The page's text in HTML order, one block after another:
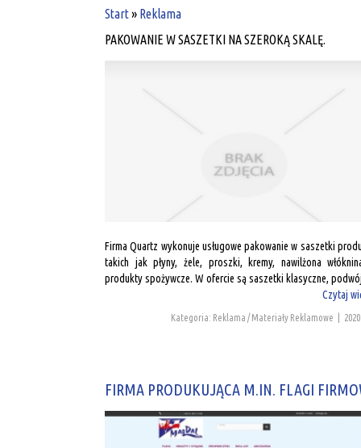
Start» Reklama
PAKOWANIE W SASZETKI NA SZEROKĄ SKALĘ.
Firma Quartz wykonuje usługowe pakowanie w saszetki
takich jak płyny, żele, proszki, kremy, nawilżona
produkty spożywcze. W ofercie są saszetki klasyczne,
Czytaj
Kategoria: Reklama / Materiały Reklamowe
FIRMA PRODUKUJĄCA M.IN. FLAGI